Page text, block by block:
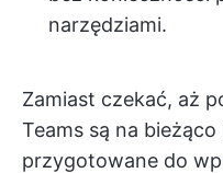
narzędziami.
Zamiast czekać, aż
Teams są na
przygotowane do